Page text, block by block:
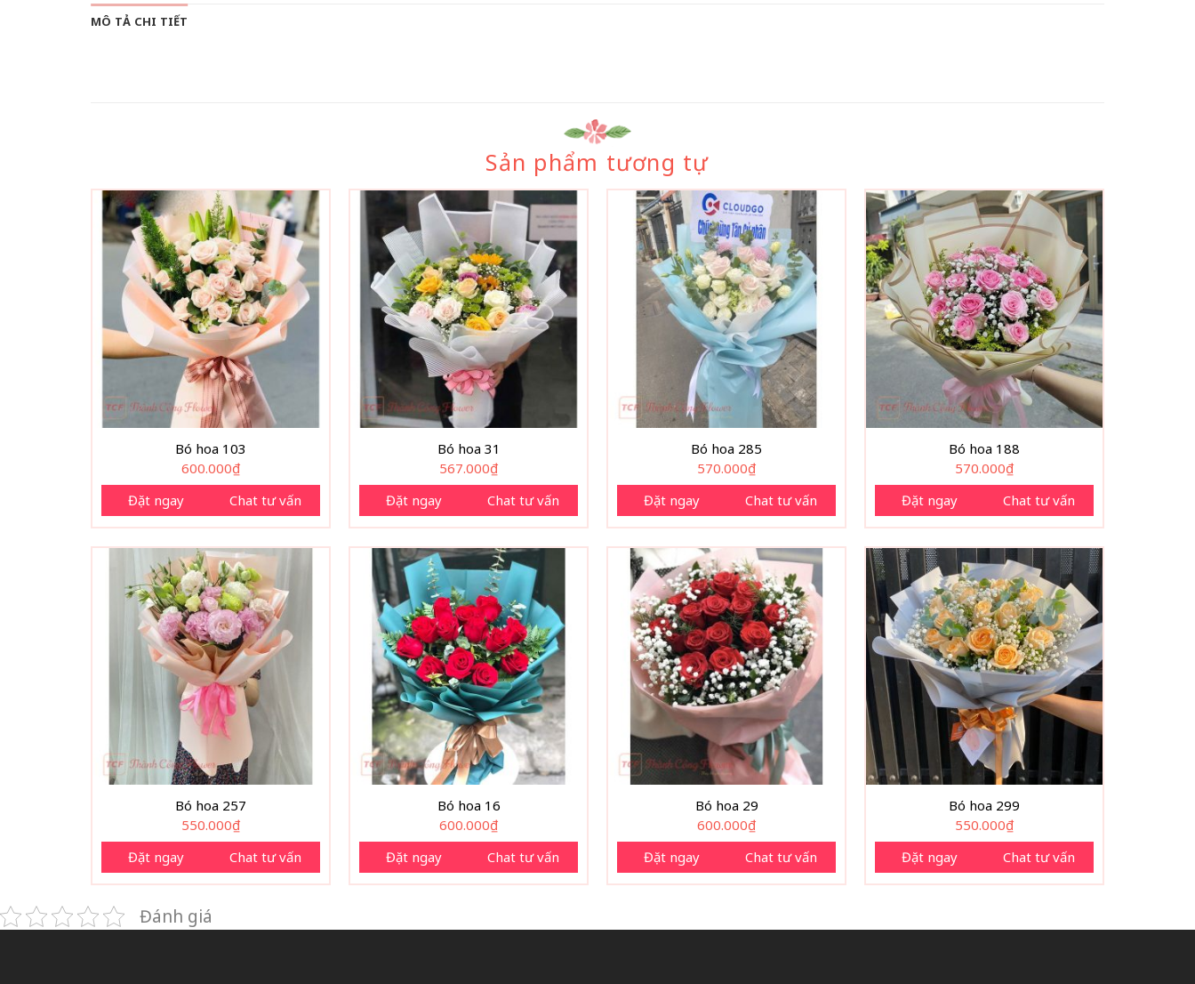
MÔ TẢ CHI TIẾT
Sản phẩm tương tự
Bó hoa 103
600.000₫
Đặt ngay
Chat tư vấn
Bó hoa 31
567.000₫
Đặt ngay
Chat tư vấn
Bó hoa 285
570.000₫
Đặt ngay
Chat tư vấn
Bó hoa 188
570.000₫
Đặt ngay
Chat tư vấn
Bó hoa 257
550.000₫
Đặt ngay
Chat tư vấn
Bó hoa 16
600.000₫
Đặt ngay
Chat tư vấn
Bó hoa 29
600.000₫
Đặt ngay
Chat tư vấn
Bó hoa 299
550.000₫
Đặt ngay
Chat tư vấn
Đánh giá